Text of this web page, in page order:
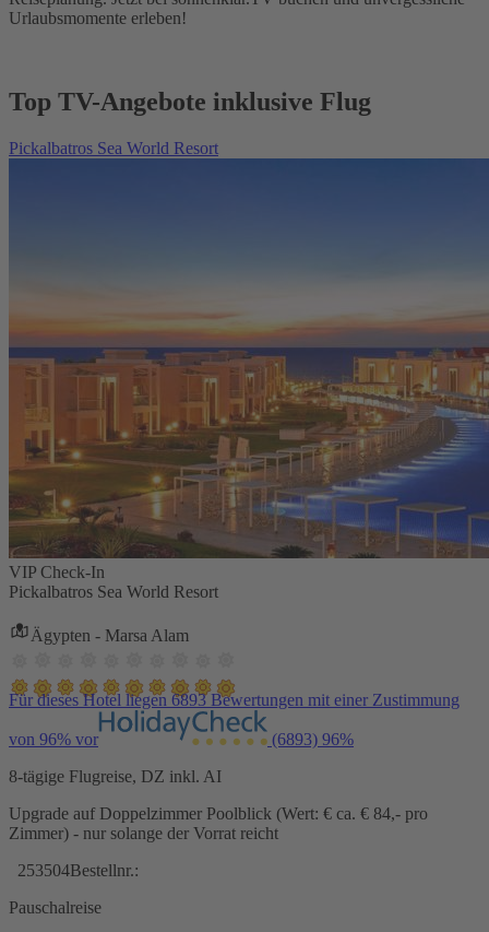
Urlaubsmomente erleben!
Top TV-Angebote inklusive Flug
Pickalbatros Sea World Resort
VIP Check-In
Pickalbatros Sea World Resort
Ägypten - Marsa Alam
Für dieses Hotel liegen 6893 Bewertungen mit einer Zustimmung
von 96% vor (6893) 96%
8-tägige Flugreise, DZ inkl. AI
Upgrade auf Doppelzimmer Poolblick (Wert: € ca. € 84,- pro
Zimmer) - nur solange der Vorrat reicht
253504Bestellnr.:
Pauschalreise